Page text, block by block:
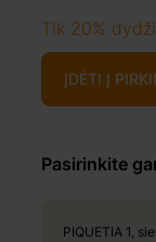
Tik 20%
ĮDĖTI Į
Pasirinkite
PIQUETIA 1,